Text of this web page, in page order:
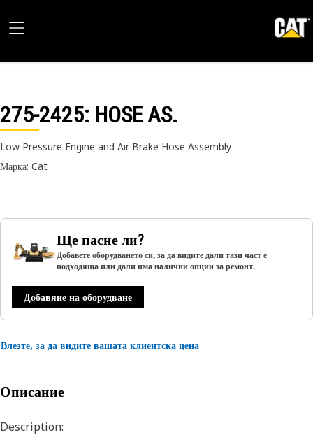
275-2425: HOSE AS.
Low Pressure Engine and Air Brake Hose Assembly
Марка: Cat
Ще пасне ли?
Добавете оборудването си, за да видите дали тази част е
подходяща или дали има налични опции за ремонт.
Добавяне на оборудване
Влезте, за да видите вашата клиентска цена
Описание
Description: